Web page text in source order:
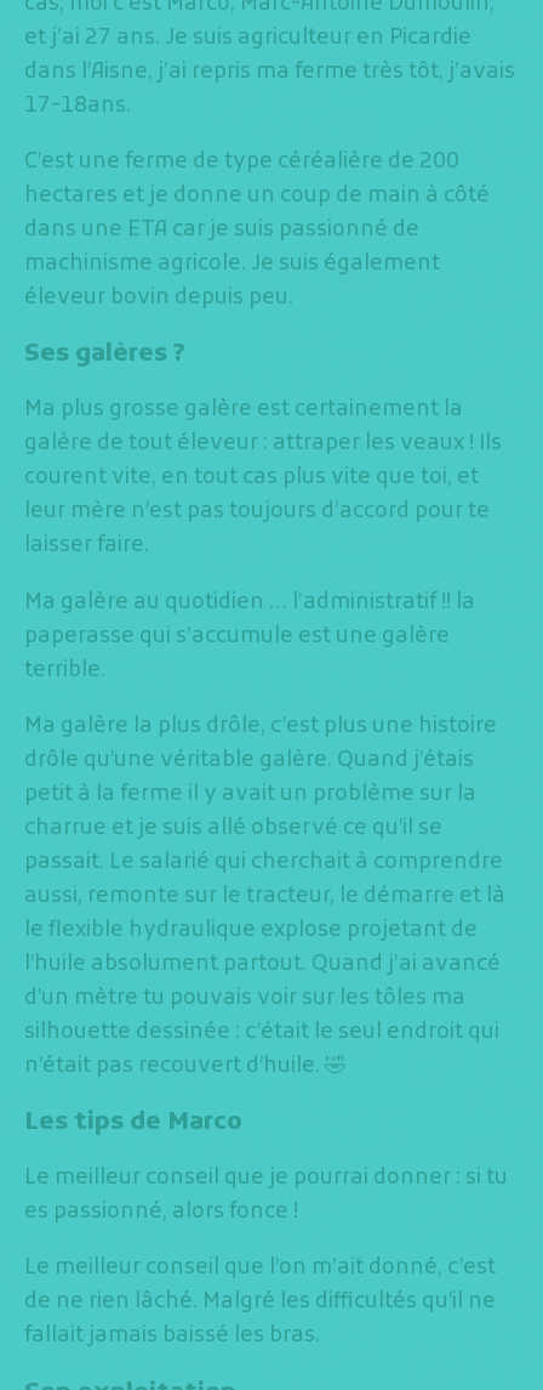
et j’ai 27 ans. Je suis agriculteur en Picardie
dans l’Aisne, j’ai repris ma ferme très tôt, j’avais
17-18ans.
C’est une ferme de type céréalière de 200
hectares et je donne un coup de main à côté
dans une ETA car je suis passionné de
machinisme agricole. Je suis également
éleveur bovin depuis peu.
Ses galères ?
Ma plus grosse galère est certainement la
galère de tout éleveur : attraper les veaux ! Ils
courent vite, en tout cas plus vite que toi, et
leur mère n’est pas toujours d’accord pour te
laisser faire.
Ma galère au quotidien … l’administratif !! la
paperasse qui s’accumule est une galère
terrible.
Ma galère la plus drôle, c’est plus une histoire
drôle qu’une véritable galère. Quand j’étais
petit à la ferme il y avait un problème sur la
charrue et je suis allé observé ce qu’il se
passait. Le salarié qui cherchait à comprendre
aussi, remonte sur le tracteur, le démarre et là
le flexible hydraulique explose projetant de
l’huile absolument partout. Quand j’ai avancé
d’un mètre tu pouvais voir sur les tôles ma
silhouette dessinée : c’était le seul endroit qui
n’était pas recouvert d’huile. 🤣
Les tips de Marco
Le meilleur conseil que je pourrai donner : si tu
es passionné, alors fonce !
Le meilleur conseil que l’on m’ait donné, c’est
de ne rien lâché. Malgré les difficultés qu’il ne
fallait jamais baissé les bras.